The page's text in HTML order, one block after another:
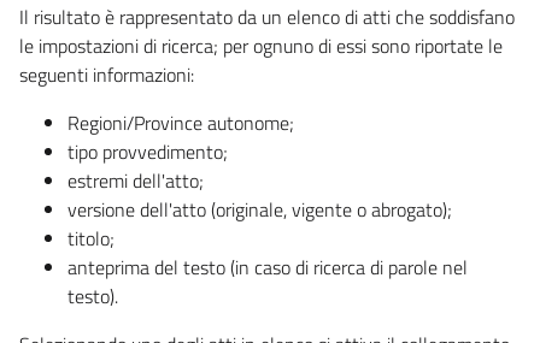
Il risultato è rappresentato da un elenco di atti che soddisfano
le impostazioni di ricerca; per ognuno di essi sono riportate le
seguenti informazioni:
Regioni/Province autonome;
tipo provvedimento;
estremi dell'atto;
versione dell'atto (originale, vigente o abrogato);
titolo;
anteprima del testo (in caso di ricerca di parole nel
testo).